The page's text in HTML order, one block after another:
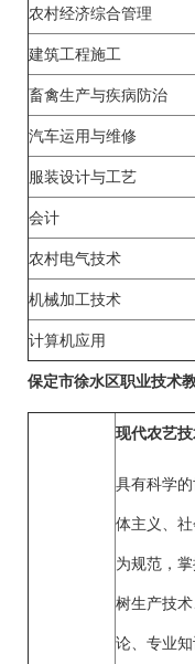
农村经济综合管理
建筑工程施工
畜禽生产与疾病防治
汽车运用与维修
服装设计与工艺
会计
农村电气技术
机械加工技术
计算机应用
保定市徐水区职业技术
现代农艺
具有科学
体主义、
为规范，
树生产技
论、专业